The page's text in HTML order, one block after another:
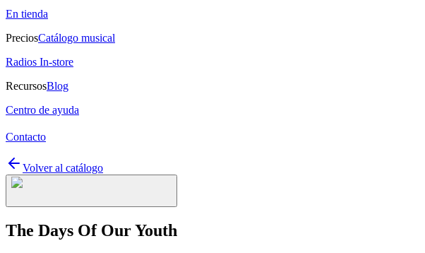
En tienda
PreciosCatálogo musical
Radios In-store
RecursosBlog
Centro de ayuda
Contacto
Volver al catálogo
The Days Of Our Youth